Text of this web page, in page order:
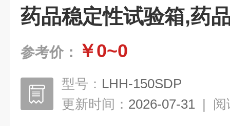
药品稳定性试验箱,药
参考价： ￥0~0
型号： LHH-150SDP
更新时间： 2026-07-31 | 阅